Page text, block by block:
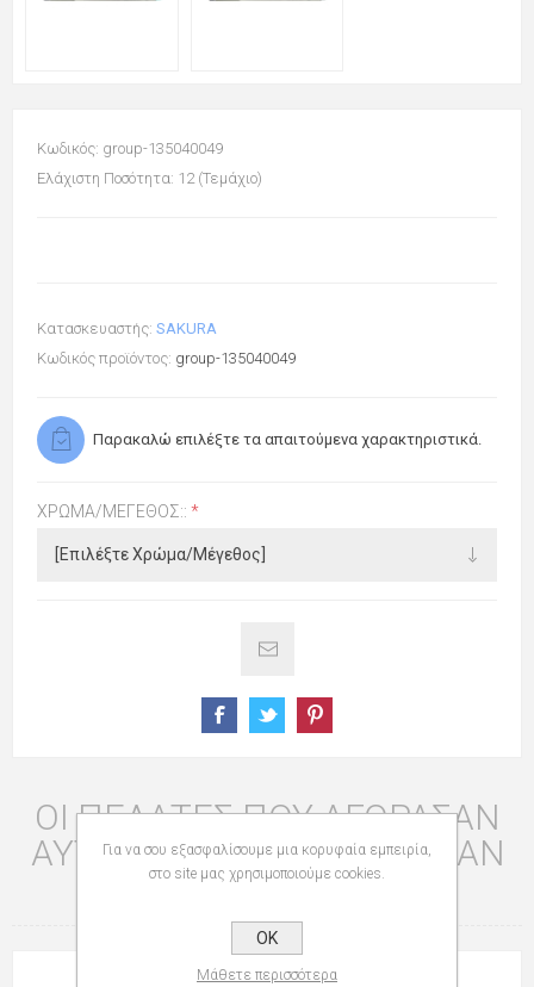
Κωδικός: group-135040049
Ελάχιστη Ποσότητα: 12 (Τεμάχιο)
Κατασκευαστής: SAKURA
Κωδικός προϊόντος: group-135040049
Παρακαλώ επιλέξτε τα απαιτούμενα χαρακτηριστικά.
ΧΡΏΜΑ/ΜΈΓΕΘΟΣ:: *
ΟΙ ΠΕΛΆΤΕΣ ΠΟΥ ΑΓΌΡΑΣΑΝ
ΑΥΤΌ ΤΟ ΠΡΟΪΌΝ ΑΓΌΡΑΣΑΝ
ΕΠΊΣΗΣ
Για να σου εξασφαλίσουμε μια κορυφαία εμπειρία,
στο site μας χρησιμοποιούμε cookies.
OK
Μάθετε περισσότερα